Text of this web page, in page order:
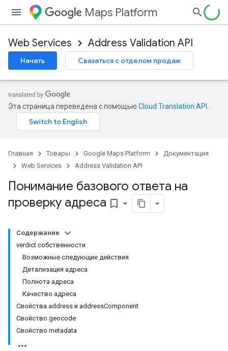
Maps Platform
Web Services Address Validation API
Начать Связаться с отделом продаж
Эта страница переведена с помощью Cloud Translation API
Главная Товары Google Maps Platform
Документация
Web Services
Address Validation API
Понимание базового ответа на
проверку адреса bookmark_border
Содержание
verdict собственности
Возможные следующие действия
Детализация адреса
Полнота адреса
Качество адреса
Свойства address и addressComponent
Свойство geocode
Свойство metadata